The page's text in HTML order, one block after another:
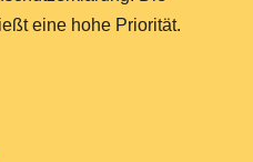
eine hohe Priorität.